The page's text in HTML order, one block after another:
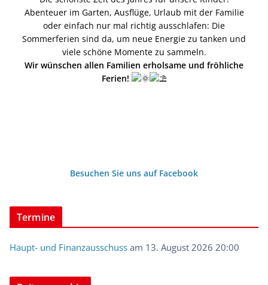
Abenteuer im Garten, Ausflüge, Urlaub mit der Familie
oder einfach nur mal richtig ausschlafen: Die
Sommerferien sind da, um neue Energie zu tanken und
viele schöne Momente zu sammeln.
Wir wünschen allen Familien erholsame und fröhliche
Ferien!
Besuchen Sie uns auf Facebook
Termine
Haupt- und Finanzausschuss am 13. August 2026 20:00